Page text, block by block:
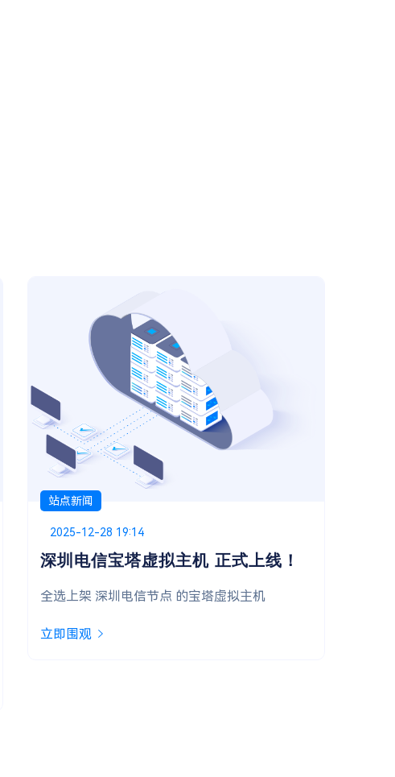
站点新闻
Posted on
2025-11-09 00:00
双十一首波福利，抢先开启！
亲爱的用户，双十一惊喜第一弹已准备就绪，诚